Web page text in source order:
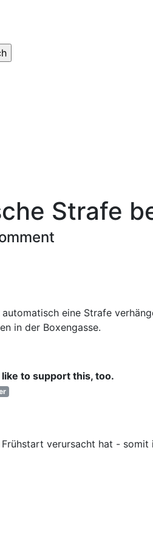
Strafe
eine Strafe
in der Boxengasse.
like to support this, too.
verursacht hat - somit